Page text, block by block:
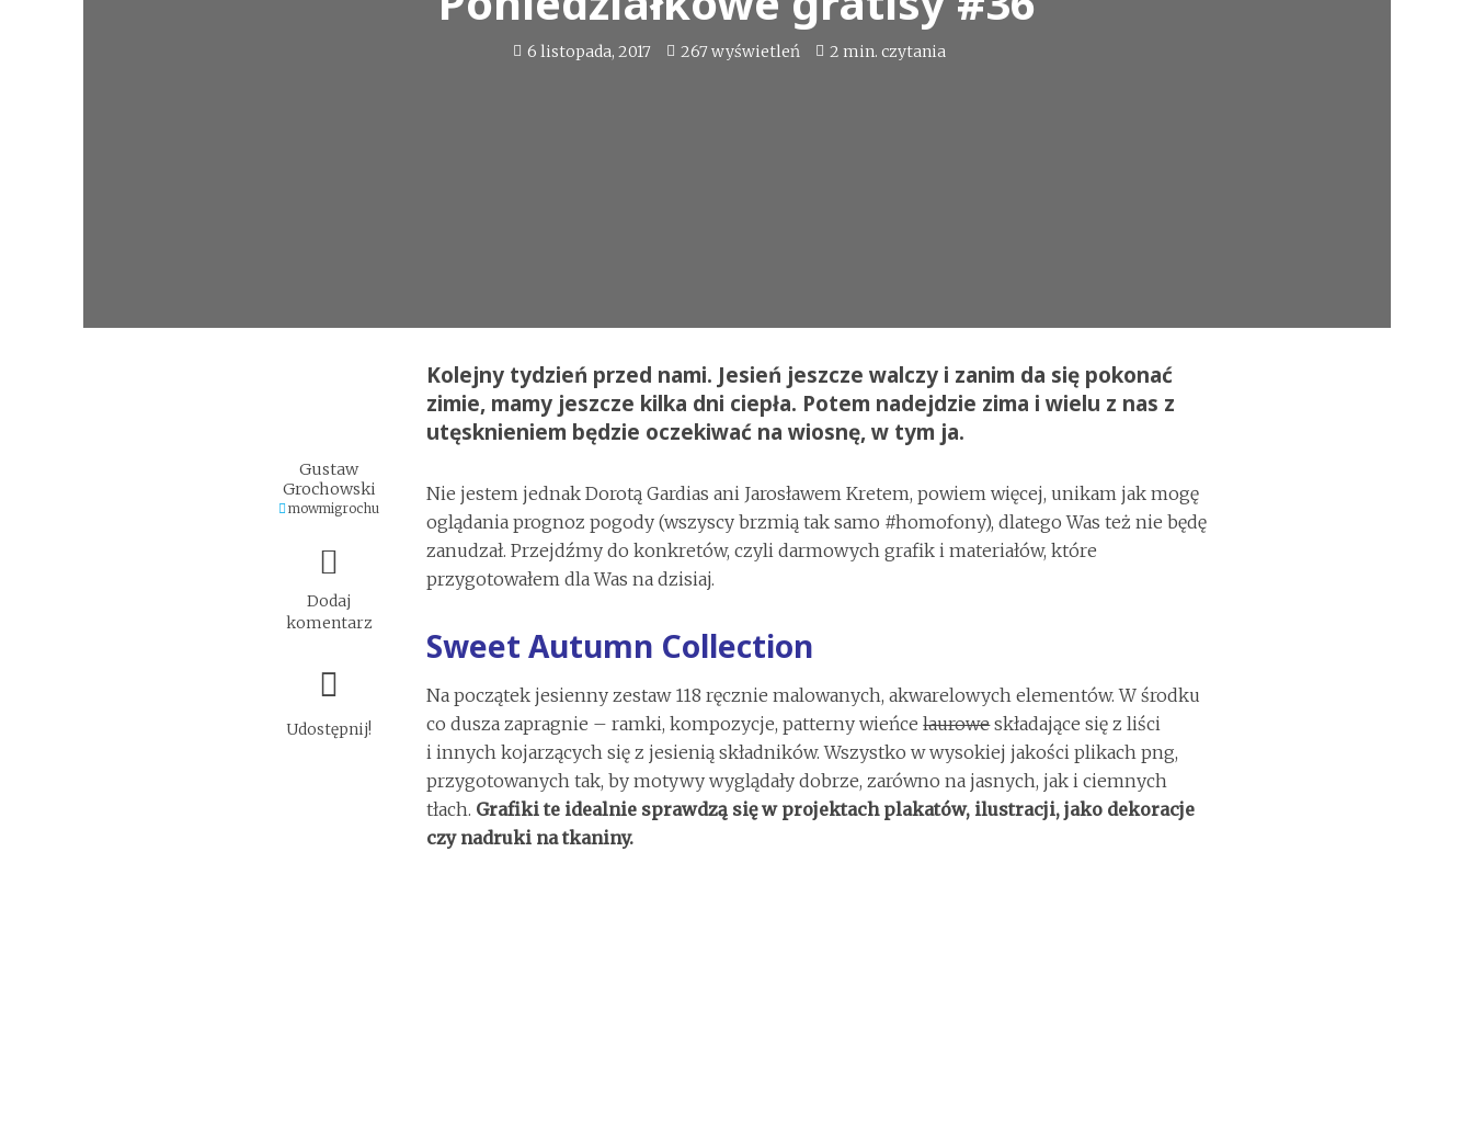
6 listopada, 2017 267 wyświetleń 2 min. czytania
Gustaw
Grochowski
mowmigrochu
Dodaj
komentarz
Udostępnij!
Kolejny tydzień przed nami. Jesień jeszcze walczy i zanim da się pokonać
zimie, mamy jeszcze kilka dni ciepła. Potem nadejdzie zima i wielu z nas z
utęsknieniem będzie oczekiwać na wiosnę, w tym ja.
Nie jestem jednak Dorotą Gardias ani Jarosławem Kretem, powiem więcej, unikam jak mogę
oglądania prognoz pogody (wszyscy brzmią tak samo #homofony), dlatego Was też nie będę
zanudzał. Przejdźmy do konkretów, czyli darmowych grafik i materiałów, które
przygotowałem dla Was na dzisiaj.
Sweet Autumn Collection
Na początek jesienny zestaw 118 ręcznie malowanych, akwarelowych elementów. W środku
co dusza zapragnie – ramki, kompozycje, patterny wieńcelauroweskładające się z liści
i innych kojarzących się z jesienią składników. Wszystko w wysokiej jakości plikach png,
przygotowanych tak, by motywy wyglądały dobrze, zarówno na jasnych, jak i ciemnych
tłach. Grafiki te idealnie sprawdzą się w projektach plakatów, ilustracji, jako dekoracje
czy nadruki na tkaniny.